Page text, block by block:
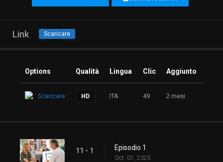
Link Scaricare
Options Qualità Lingua Clic Aggiunto
Scaricare HD ITA 49 2 mesi
11 - 1 Episodio 1
Oct. 01, 2025